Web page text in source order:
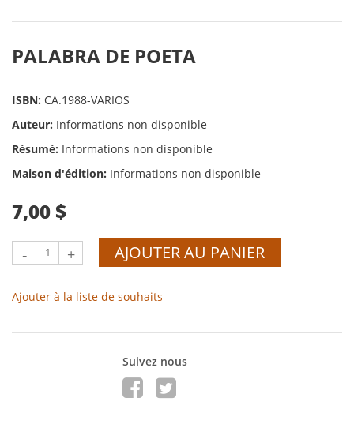
PALABRA DE POETA
ISBN: CA.1988-VARIOS
Auteur: Informations non disponible
Résumé: Informations non disponible
Maison d'édition: Informations non disponible
7,00 $
- + AJOUTER AU PANIER
Ajouter à la liste de souhaits
Suivez nous